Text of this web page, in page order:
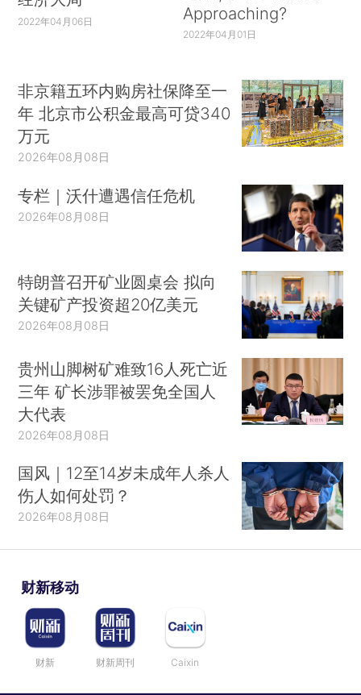
2022年04月06日
Approaching?
2022年04月01日
非京籍五环内购房社保降至一
年 北京市公积金最高可贷340
万元
2026年08月08日
专栏｜沃什遭遇信任危机
2026年08月08日
特朗普召开矿业圆桌会 拟向
关键矿产投资超20亿美元
2026年08月08日
贵州山脚树矿难致16人死亡近
三年 矿长涉罪被罢免全国人
大代表
2026年08月08日
国风｜12至14岁未成年人杀人
伤人如何处罚？
2026年08月08日
财新移动
财新 财新周刊 Caixin